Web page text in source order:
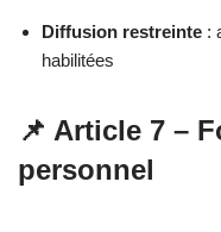
Diffusion restreinte :
habilitées
📌 Article 7 –
personnel